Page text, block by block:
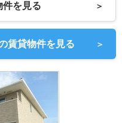
件を見る ＞
賃貸物件を見る ＞